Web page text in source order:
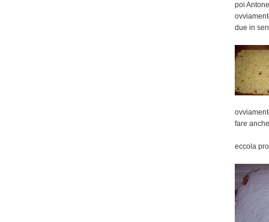
poi
due in
fare
eccola